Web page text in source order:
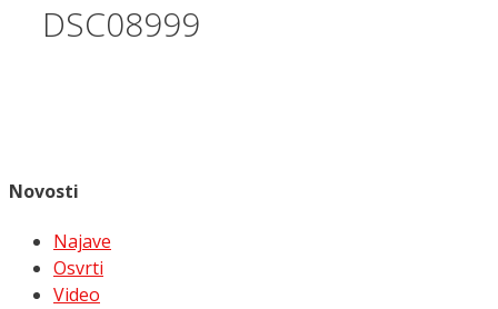
DSC08999
Novosti
Najave
Osvrti
Video